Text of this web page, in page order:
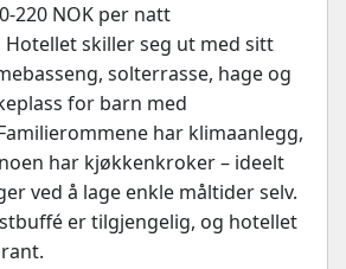
220 NOK per natt
Hotellet skiller seg ut med sitt
solterrasse, hage og
for barn med
har klimaanlegg,
har kjøkkenkroker – ideelt
ved å lage enkle måltider selv.
er tilgjengelig, og hotellet